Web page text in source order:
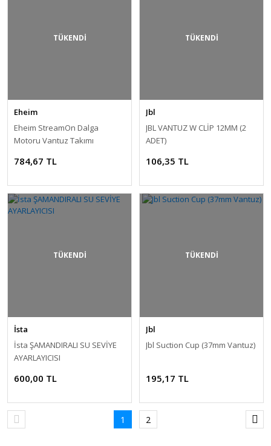
TÜKENDİ
Eheim
Eheim StreamOn Dalga
Motoru Vantuz Takımı
784,67 TL
TÜKENDİ
Jbl
JBL VANTUZ W CLİP 12MM (2
ADET)
106,35 TL
TÜKENDİ
İsta
İsta ŞAMANDIRALI SU SEVİYE
AYARLAYICISI
600,00 TL
TÜKENDİ
Jbl
Jbl Suction Cup (37mm Vantuz)
195,17 TL
1 2